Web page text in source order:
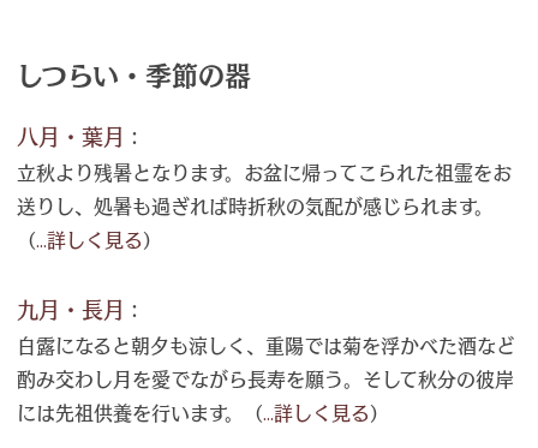
しつらい・季節の器
八月・葉月
：
立秋より残暑となります。お盆に帰ってこられた祖霊をお
送りし、処暑も過ぎれば時折秋の気配が感じられます。
（...詳しく見る）
九月・長月
：
白露になると朝夕も涼しく、重陽では菊を浮かべた酒など
酌み交わし月を愛でながら長寿を願う。そして秋分の彼岸
には先祖供養を行います。（...詳しく見る）